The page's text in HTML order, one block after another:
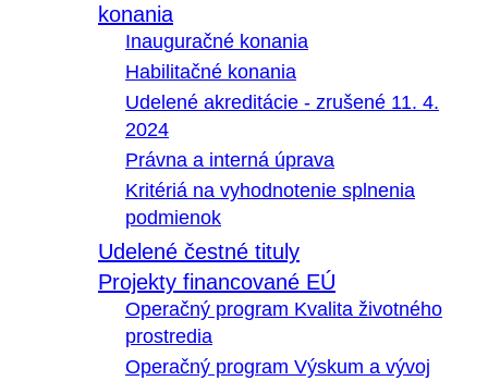
konania
Inauguračné konania
Habilitačné konania
Udelené akreditácie - zrušené 11. 4.
2024
Právna a interná úprava
Kritériá na vyhodnotenie splnenia
podmienok
Udelené čestné tituly
Projekty financované EÚ
Operačný program Kvalita životného
prostredia
Operačný program Výskum a vývoj